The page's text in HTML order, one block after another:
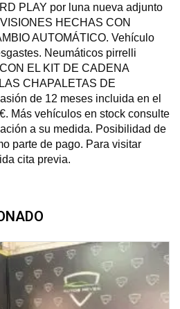
PLAY por luna nueva adjunto
HECHAS CON
AUTOMÁTICO. Vehículo
Neumáticos pirrelli
EL KIT DE CADENA
CHAPALETAS DE
de 12 meses incluida en el
Más vehículos en stock consulte
a su medida. Posibilidad de
parte de pago. Para visitar
cita previa.